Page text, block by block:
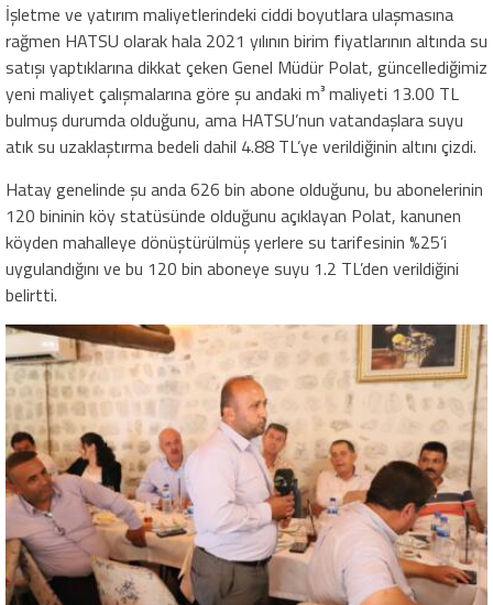
İşletme ve yatırım maliyetlerindeki ciddi boyutlara ulaşmasına
rağmen HATSU olarak hala 2021 yılının birim fiyatlarının altında su
satışı yaptıklarına dikkat çeken Genel Müdür Polat, güncellediğimiz
yeni maliyet çalışmalarına göre şu andaki m³ maliyeti 13.00 TL
bulmuş durumda olduğunu, ama HATSU’nun vatandaşlara suyu
atık su uzaklaştırma bedeli dahil 4.88 TL’ye verildiğinin altını çizdi.
Hatay genelinde şu anda 626 bin abone olduğunu, bu abonelerinin
120 bininin köy statüsünde olduğunu açıklayan Polat, kanunen
köyden mahalleye dönüştürülmüş yerlere su tarifesinin %25’i
uygulandığını ve bu 120 bin aboneye suyu 1.2 TL’den verildiğini
belirtti.